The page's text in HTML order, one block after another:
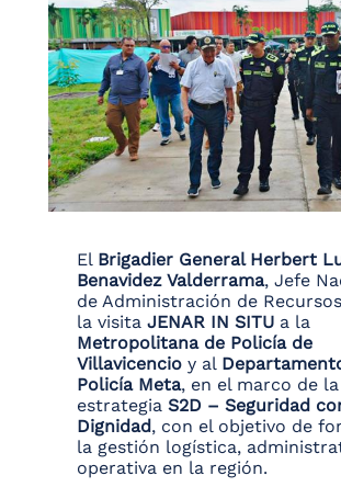
El Brigadier General Herbert
Benavidez Valderrama, Jefe
de Administración de
la visita JENAR IN SITU a la
Metropolitana de Policía de
Villavicencio y al
Policía Meta, en el marco de la
estrategia S2D – Seguridad
Dignidad, con el objetivo de
la gestión logística,
operativa en la región.